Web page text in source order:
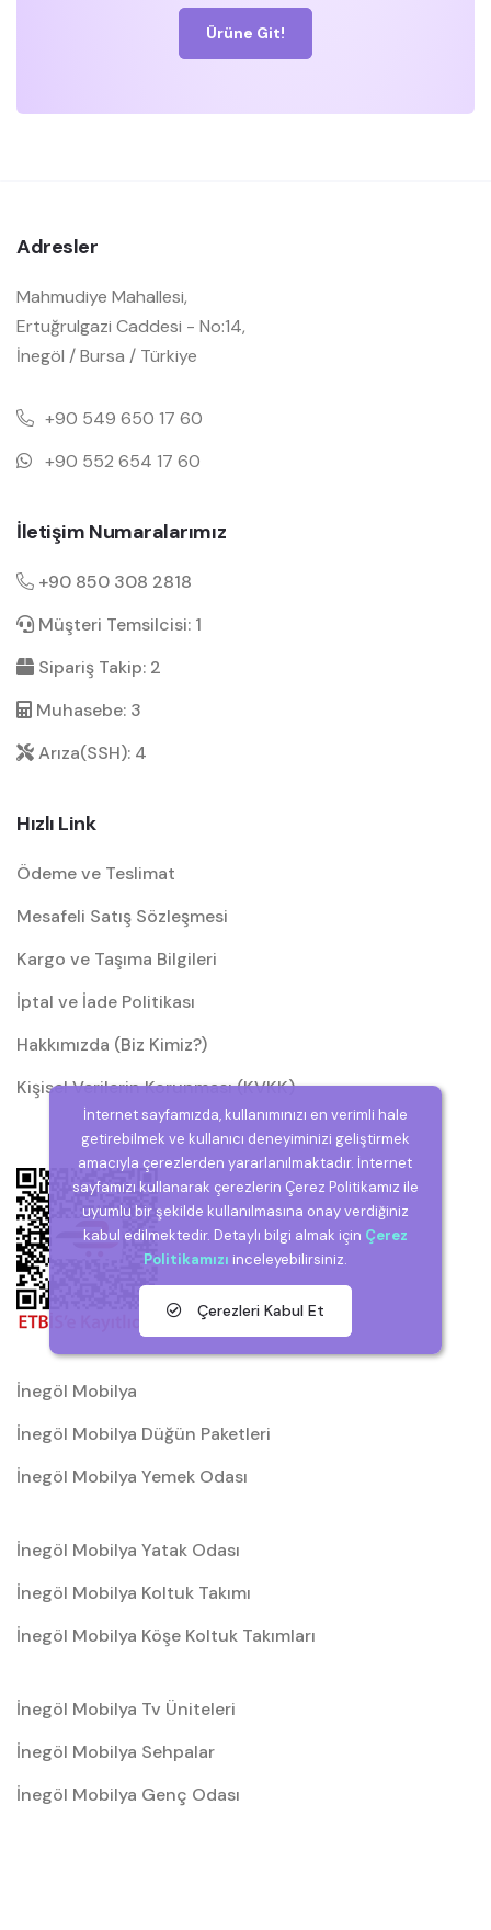
Ürüne Git!
Adresler
Mahmudiye Mahallesi,
Ertuğrulgazi Caddesi - No:14,
İnegöl / Bursa / Türkiye
+90 549 650 17 60
+90 552 654 17 60
İletişim Numaralarımız
+90 850 308 2818
Müşteri Temsilcisi: 1
Sipariş Takip: 2
Muhasebe: 3
Arıza(SSH): 4
Hızlı Link
Ödeme ve Teslimat
Mesafeli Satış Sözleşmesi
Kargo ve Taşıma Bilgileri
İptal ve İade Politikası
Hakkımızda (Biz Kimiz?)
Kişisel Verilerin Korunması (KVKK)
İnegöl Mobilya
İnegöl Mobilya Düğün Paketleri
İnegöl Mobilya Yemek Odası
İnegöl Mobilya Yatak Odası
İnegöl Mobilya Koltuk Takımı
İnegöl Mobilya Köşe Koltuk Takımları
İnegöl Mobilya Tv Üniteleri
İnegöl Mobilya Sehpalar
İnegöl Mobilya Genç Odası
İnternet sayfamızda, kullanımınızı en verimli hale
getirebilmek ve kullanıcı deneyiminizi geliştirmek
amacıyla çerezlerden yararlanılmaktadır. İnternet
sayfamızı kullanarak çerezlerin Çerez Politikamız ile
uyumlu bir şekilde kullanılmasına onay verdiğiniz
kabul edilmektedir. Detaylı bilgi almak için Çerez
Politikamızı inceleyebilirsiniz.
Çerezleri Kabul Et